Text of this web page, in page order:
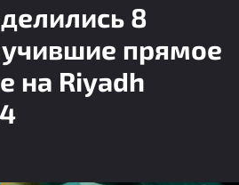
8
прямое
на Riyadh